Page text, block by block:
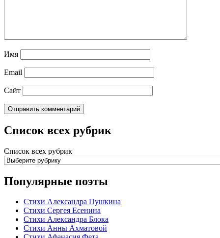
Имя
Email
Сайт
Список всех рубрик
Список всех рубрик
Популярные поэты
Стихи Александра Пушкина
Стихи Сергея Есенина
Стихи Александра Блока
Стихи Анны Ахматовой